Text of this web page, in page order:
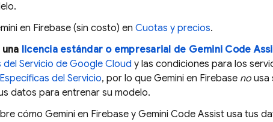
en Firebase (sin costo) en Cuotas y precios.
licencia estándar o empresarial de Gemini Code
Servicio de Google Cloud y las condiciones para los
del Servicio, por lo que Gemini en Firebase no usa
datos para entrenar su modelo.
cómo Gemini en Firebase y Gemini Code Assist usa tus